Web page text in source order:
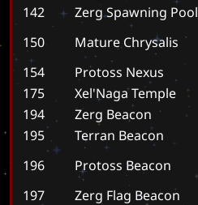
142
Zerg Spawning Pool
150
Mature Chrysalis
154
Protoss Nexus
175
Xel'Naga Temple
194
Zerg Beacon
195
Terran Beacon
196
Protoss Beacon
197
Zerg Flag Beacon